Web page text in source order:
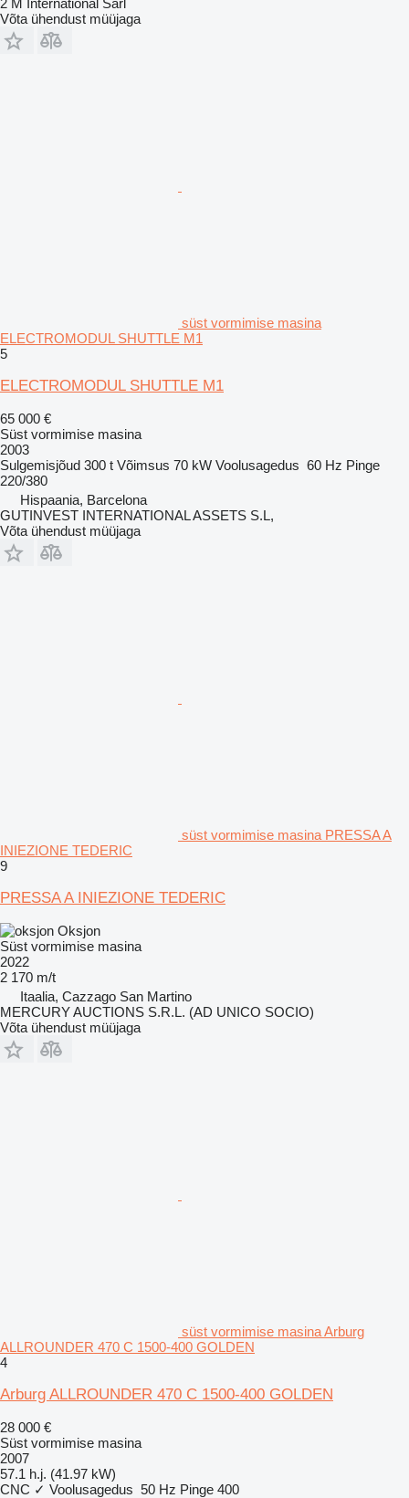
Võta ühendust müüjaga
süst vormimise masina
ELECTROMODUL SHUTTLE M1
5
ELECTROMODUL SHUTTLE M1
65 000 €
Süst vormimise masina
2003
Sulgemisjõud 300 t Võimsus 70 kW Voolusagedus 60 Hz Pinge
220/380
Hispaania, Barcelona
GUTINVEST INTERNATIONAL ASSETS S.L,
Võta ühendust müüjaga
süst vormimise masina PRESSA A
INIEZIONE TEDERIC
9
PRESSA A INIEZIONE TEDERIC
Oksjon
Süst vormimise masina
2022
2 170 m/t
Itaalia, Cazzago San Martino
MERCURY AUCTIONS S.R.L. (AD UNICO SOCIO)
Võta ühendust müüjaga
süst vormimise masina Arburg
ALLROUNDER 470 C 1500-400 GOLDEN
4
Arburg ALLROUNDER 470 C 1500-400 GOLDEN
28 000 €
Süst vormimise masina
2007
57.1 h.j. (41.97 kW)
CNC ✓ Voolusagedus 50 Hz Pinge 400